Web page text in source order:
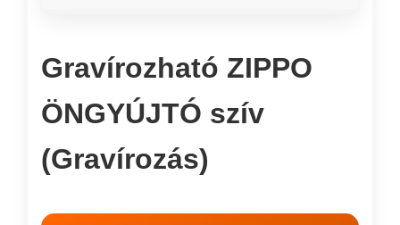
Gravírozható ZIPPO
ÖNGYÚJTÓ szív
(Gravírozás)